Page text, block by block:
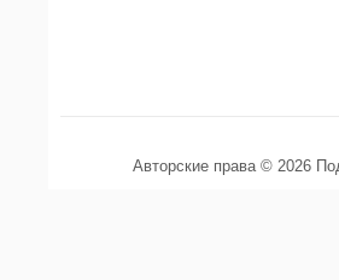
Авторские права © 2026